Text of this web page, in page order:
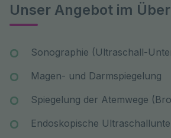
Unser Angebot im
Sonographie (Ultraschall-
Magen- und Darmspiegelung
Spiegelung der Atemwege
Endoskopische